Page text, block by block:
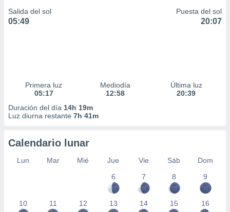
Salida del sol
05:49
Puesta del sol
20:07
Primera luz
05:17
Mediodía
12:58
Última luz
20:39
Duración del día 14h 19m
Luz diurna restante 7h 41m
Calendario lunar
Lun Mar Mié Jue Vie Sáb
Dom
6
7 8 9
10 11 12 13 14 15 16